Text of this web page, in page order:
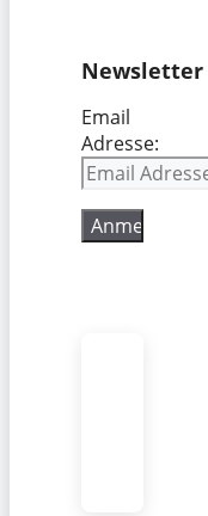
Newsletter
Email
Adresse: